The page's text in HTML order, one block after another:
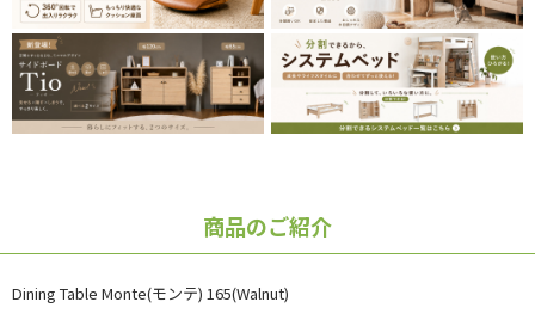
商品のご紹介
Dining Table Monte(モンテ) 165(Walnut)